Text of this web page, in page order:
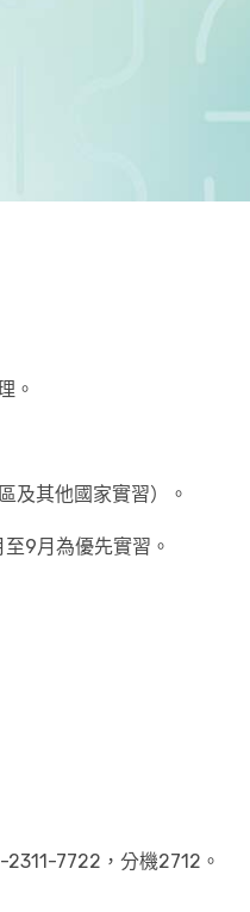
。
及其他國家實習）。
9月為優先實習。
7722，分機2712。